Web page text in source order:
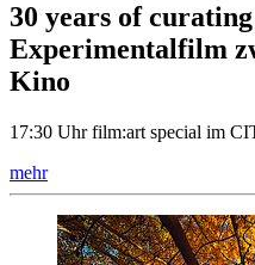
30 years of
Experimentalfilm
Kino
17:30 Uhr film:art special im
mehr